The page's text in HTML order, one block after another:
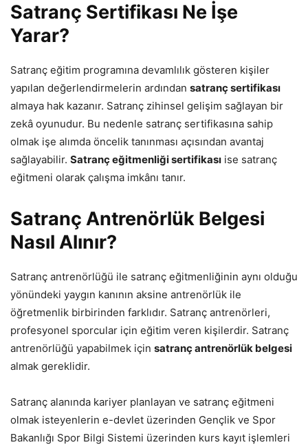
Satranç Sertifikası Ne İşe
Yarar?
Satranç eğitim programına devamlılık gösteren kişiler
yapılan değerlendirmelerin ardından satranç sertifikası
almaya hak kazanır. Satranç zihinsel gelişim sağlayan bir
zekâ oyunudur. Bu nedenle satranç sertifikasına sahip
olmak işe alımda öncelik tanınması açısından avantaj
sağlayabilir. Satranç eğitmenliği sertifikası ise satranç
eğitmeni olarak çalışma imkânı tanır.
Satranç Antrenörlük Belgesi
Nasıl Alınır?
Satranç antrenörlüğü ile satranç eğitmenliğinin aynı olduğu
yönündeki yaygın kanının aksine antrenörlük ile
öğretmenlik birbirinden farklıdır. Satranç antrenörleri,
profesyonel sporcular için eğitim veren kişilerdir. Satranç
antrenörlüğü yapabilmek için satranç antrenörlük belgesi
almak gereklidir.
Satranç alanında kariyer planlayan ve satranç eğitmeni
olmak isteyenlerin e-devlet üzerinden Gençlik ve Spor
Bakanlığı Spor Bilgi Sistemi üzerinden kurs kayıt işlemleri